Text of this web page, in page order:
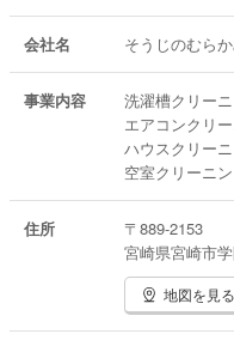
会社名 そうじのむら
事業内容
洗濯槽クリー
エアコンクリ
ハウスクリー
空室クリーニ
住所
〒889-2153
宮崎県宮崎市
地図を見る